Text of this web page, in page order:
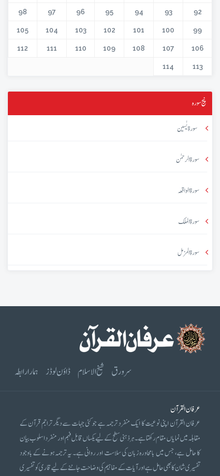
92
93
94
95
96
97
98
99
100
101
102
103
104
105
106
107
108
109
110
111
112
113
114
پنج سورہ
سورۃ یٰسین
سورۃ الرحمٰن
سورۃ الواقعہ
سورۃ الملک
سورۃ المزمل
سرورق شیخ الاسلام ڈاؤن لوڈز ہمارا رابطہ
عرفان القرآن
عرفان القرآن اپنی نوعیت کا ایک منفرد ترجمہ ہے جو کئی جہات سے دیگر تراجم قرآن کے
مقابلہ میں نمایاں مقام رکھتا ہے۔ ہر ذہنی سطح کے لیے یکساں قابل فہم اور منفرد اسلوب بیان
کا حامل ہے، جس میں بامحاورہ زبان کی سلاست اور روانی ہے۔ یہ ترجمہ ہونے کے باوجود
تفسیری شان کا بھی حامل ہے اور آیات کے مفاہیم کی وضاحت جاننے کے لیے قاری کو تفسیری